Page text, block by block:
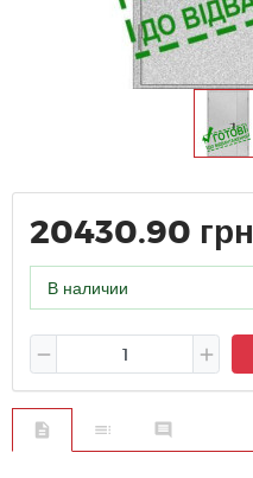
20430.90 грн
В наличии